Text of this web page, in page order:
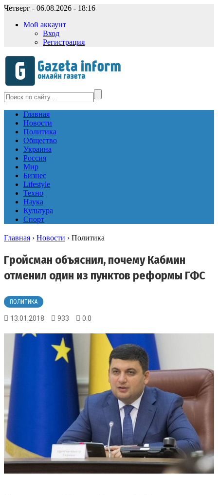
Четверг - 06.08.2026 - 18:16
Мой аккаунт
Вход
Регистрация
Главная
Новости
Политика
Общество
Украина
Россия
Мир
Бизнес
Lifestyle
Техно
Наука
Культура
Спорт
Главная › Новости › Политика
Гройсман объяснил, почему Кабмин
отменил один из пунктов реформы ГФС
ПОЛИТИКА
13.01.2018 933 0.0